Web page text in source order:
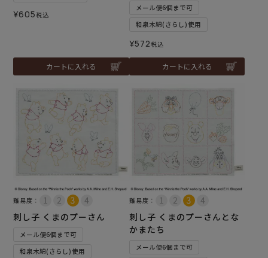
¥605税込
カートに入れる
メール便6個まで可
和泉木綿(さらし)使用
¥572税込
カートに入れる
難易度：
刺し子 くまのプーさん
メール便6個まで可
和泉木綿(さらし)使用
難易度：
刺し子 くまのプーさんとな
かまたち
メール便6個まで可